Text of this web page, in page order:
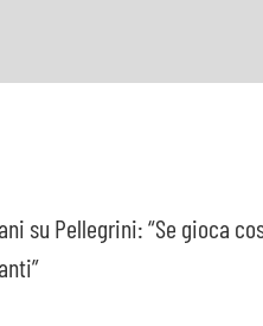
su Pellegrini: “Se gioca